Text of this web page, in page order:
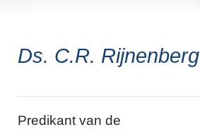
Ds. C.R. Rijnenberg
Predikant van de